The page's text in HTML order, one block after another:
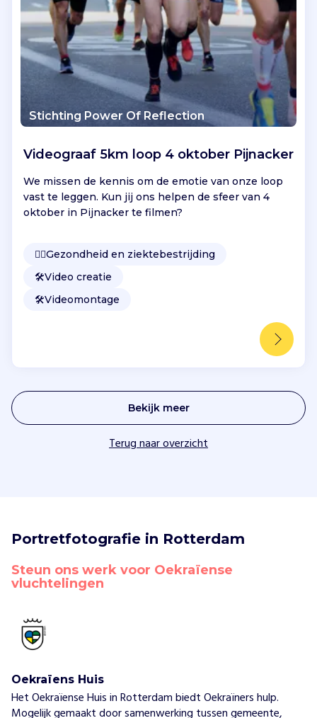
Stichting Power Of Reflection
Videograaf 5km loop 4 oktober Pijnacker
We missen de kennis om de emotie van onze loop
vast te leggen. Kun jij ons helpen de sfeer van 4
oktober in Pijnacker te filmen?
👩‍⚕️Gezondheid en ziektebestrijding
🛠️Video creatie
🛠️Videomontage
Bekijk meer
Terug naar overzicht
Portretfotografie in Rotterdam
Steun ons werk voor Oekraïense
vluchtelingen
Oekraïens Huis
Het Oekraïense Huis in Rotterdam biedt Oekraïners hulp.
Mogelijk gemaakt door samenwerking tussen gemeente,